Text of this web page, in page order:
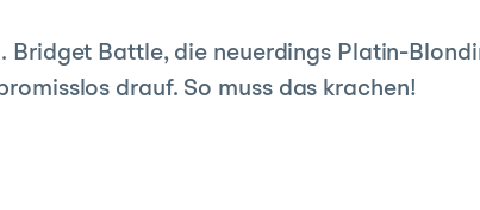
Bridget Battle, die neuerdings Platin-
drauf. So muss das krachen!